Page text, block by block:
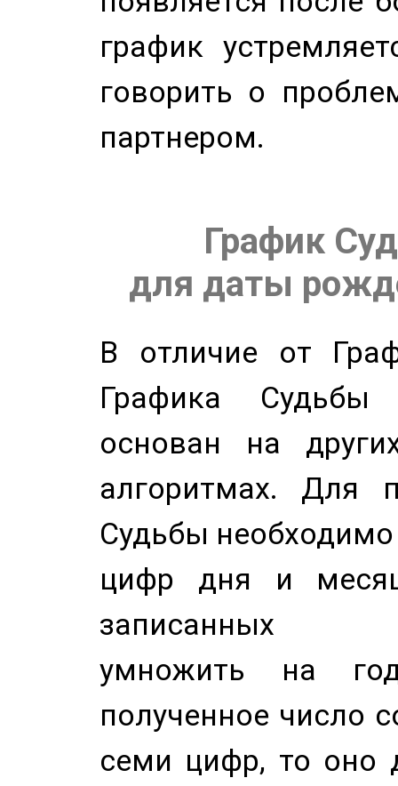
график
говорить о
партнером.
График
для даты
В отличие от
Графика
основан на
алгоритмах. Для
Судьбы
цифр дня и
записанных
умножить на
полученное число
семи цифр, то оно